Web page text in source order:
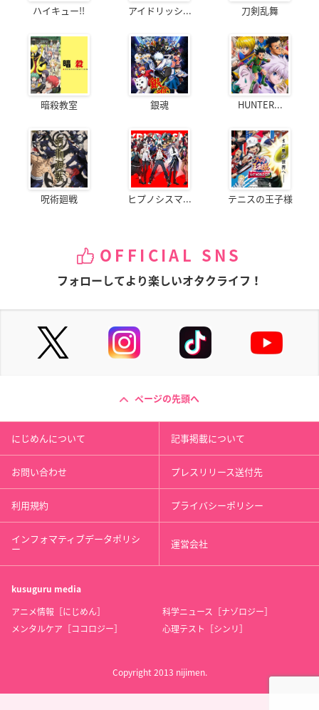
ハイキュー!! アイドリッシ... 刀剣乱舞
暗殺教室 銀魂 HUNTER...
呪術廻戦 ヒプノシスマ... テニスの王子様
OFFICIAL SNS
フォローしてより楽しいオタクライフ！
ページの先頭へ
にじめんについて 記事掲載について
お問い合わせ プレスリリース送付先
利用規約 プライバシーポリシー
インフォマティブデータポリシ
ー 運営会社
kusuguru media
アニメ情報［にじめん］
科学ニュース［ナゾロジー］
メンタルケア［ココロジー］
心理テスト［シンリ］
Copyright 2013 nijimen.